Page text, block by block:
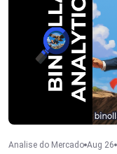
Analise do Mercado Aug 26